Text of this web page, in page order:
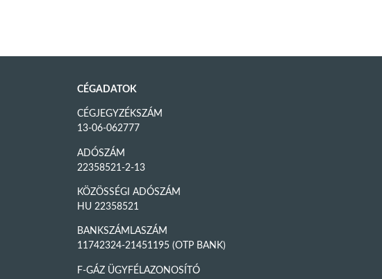
CÉGADATOK
CÉGJEGYZÉKSZÁM
13-06-062777
ADÓSZÁM
22358521-2-13
KÖZÖSSÉGI ADÓSZÁM
HU 22358521
BANKSZÁMLASZÁM
11742324-21451195 (OTP BANK)
F-GÁZ ÜGYFÉLAZONOSÍTÓ